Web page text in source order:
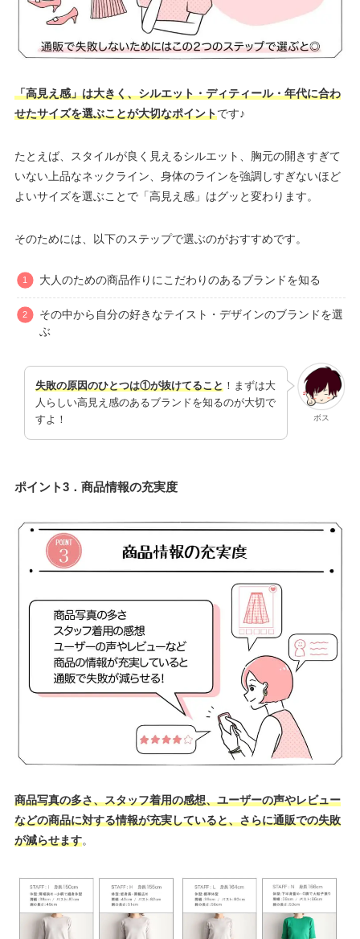
「高見え感」は大きく、シルエット・ディティール・年代に合わ
せたサイズを選ぶことが大切なポイントです♪
たとえば、スタイルが良く見えるシルエット、胸元の開きすぎて
いない上品なネックライン、身体のラインを強調しすぎないほど
よいサイズを選ぶことで「高見え感」はグッと変わります。
そのためには、以下のステップで選ぶのがおすすめです。
大人のための商品作りにこだわりのあるブランドを知る
その中から自分の好きなテイスト・デザインのブランドを選
ぶ
ボス
失敗の原因のひとつは①が抜けてること ！まずは大
人らしい高見え感のあるブランドを知るのが大切で
すよ！
ポイント3．商品情報の充実度
商品写真の多さ、スタッフ着用の感想、ユーザーの声やレビュー
などの商品に対する情報が充実していると、さらに通販での失敗
が減らせます。